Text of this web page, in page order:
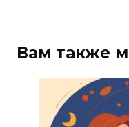
Вам также